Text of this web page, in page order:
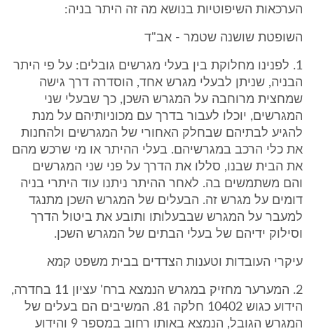
הערכאות השיפוטיות בנושא מה זה היתר בניה:
השופטת שושנה שטמר - אב"ד
1. לפנינו מחלוקת בין בעלי מגרשים גובלים: על פי היתר
הבניה, שניתן לבעלי מגרש אחד, הוסדרה דרך גישה
שמחצית מרוחבה על המגרש השכן, כך שבעלי שני
המגרשים, יוכלו לעבור בדרך עם מכוניותיהם על מנת
להגיע לבתיהם שבחלק האחורי של המגרשים ולהחנות
את כלי הרכב במגרשיהם. בעלי ההיתר או מי שרכש מהם
את הבית שבנו, סללו את הדרך על פני שני המגרשים
והם משתמשים בה. לאחר ההיתר ניתנו עוד היתרי בניה
דומים על מגרש זה. הבעלים של המגרש השכן מתנגד
למעבר על המגרש שבבעלותו ותובע את ביטול הדרך
וסילוק ידיהם של בעלי הבתים של המגרש השכן.
עיקרי העובדות וטענות הצדדים בבית משפט קמא
2. המערער מחזיק במגרש הנמצא ברח' עציון 11 בחדרה,
הידוע כגוש 10402 חלקה 81. המשיבים הם בעלים של
המגרש הגובל, הנמצא באותו רחוב במספר 9 והידוע